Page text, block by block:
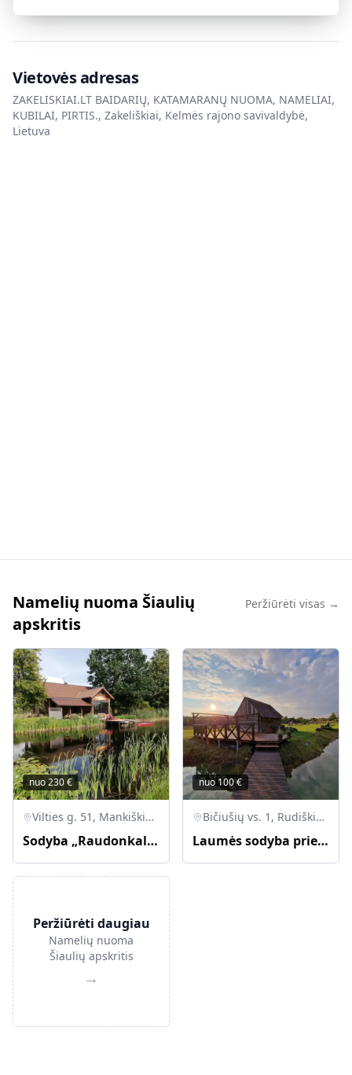
Vietovės adresas
ZAKELISKIAI.LT BAIDARIŲ, KATAMARANŲ NUOMA, NAMELIAI,
KUBILAI, PIRTIS., Zakeliškiai, Kelmės rajono savivaldybė,
Lietuva
Namelių nuoma Šiaulių
apskritis
Peržiūrėti visas →
nuo230€
Vilties g. 51, Mankiškių k., Radviliškio r.
Sodyba „Raudonkalnis“
nuo100€
Bičiušių vs. 1, Rudiškių sen., Joniškio r.
Laumės sodyba prie Mūšos tyrelio
Peržiūrėti daugiau
Namelių nuoma
Šiaulių apskritis
→